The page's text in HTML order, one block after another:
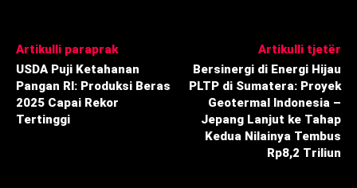
Artikulli paraprak
USDA Puji Ketahanan
Pangan RI: Produksi Beras
2025 Capai Rekor
Tertinggi
Artikulli tjetër
Bersinergi di Energi Hijau
PLTP di Sumatera: Proyek
Geotermal Indonesia –
Jepang Lanjut ke Tahap
Kedua Nilainya Tembus
Rp8,2 Triliun